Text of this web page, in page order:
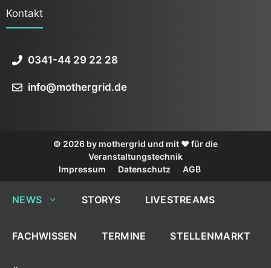
Kontakt
0341-44 29 22 28
info@mothergrid.de
© 2026 by mothergrid und mit ❤️ für die
Veranstaltungstechnik
Impressum
Datenschutz AGB
NEWS STORYS LIVESTREAMS
FACHWISSEN TERMINE STELLENMARKT